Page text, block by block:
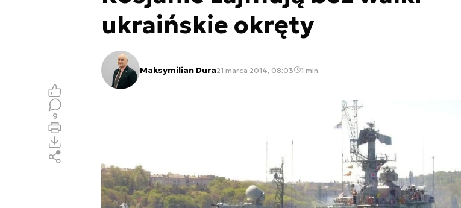
ukraińskie okręty
Maksymilian Dura21 marca 2014, 08:03 1 min.
9